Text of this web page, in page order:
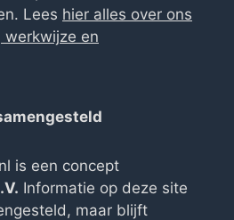
Lees hier alles over ons
en
is een concept
Informatie op deze site
maar blijft